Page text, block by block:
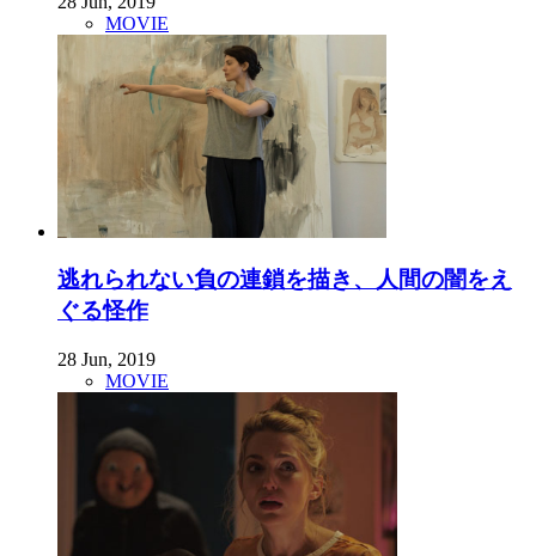
MOVIE
逃れられない負の連鎖を描き、人間の闇をえ
ぐる怪作
28 Jun, 2019
MOVIE